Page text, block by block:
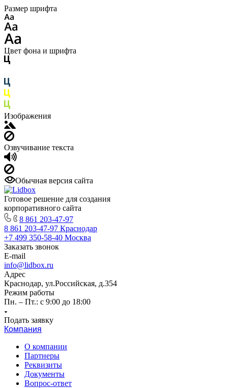
Размер шрифта
Цвет фона и шрифта
Изображения
Озвучивание текста
Обычная версия сайта
Готовое решение для создания
корпоративного сайта
8 861 203-47-97
8 861 203-47-97 Краснодар
+7 499 350-58-40 Москва
Заказать звонок
E-mail
info@lidbox.ru
Адрес
Краснодар, ул.Российская, д.354
Режим работы
Пн. – Пт.: с 9:00 до 18:00
Подать заявку
Компания
О компании
Партнеры
Реквизиты
Документы
Вопрос-ответ